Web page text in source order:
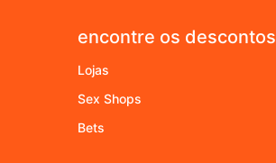
encontre os descontos
Lojas
Sex Shops
Bets